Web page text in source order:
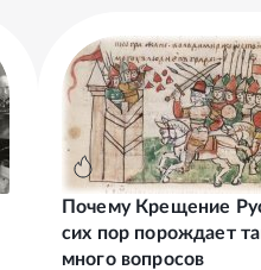
Почему Крещение
сих пор порождает
много вопросов